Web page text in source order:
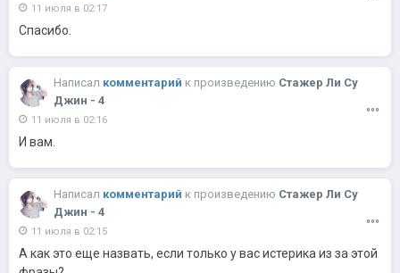
11 июля в 02:17
Спасибо.
Написал комментарий к произведению Стажер Ли Су
Джин - 4
11 июля в 02:16
И вам.
Написал комментарий к произведению Стажер Ли Су
Джин - 4
11 июля в 02:15
А как это еще назвать, если только у вас истерика из за этой